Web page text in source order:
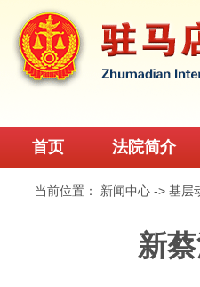
首页 法院简介
当前位置： 新闻中心 ->基层
新